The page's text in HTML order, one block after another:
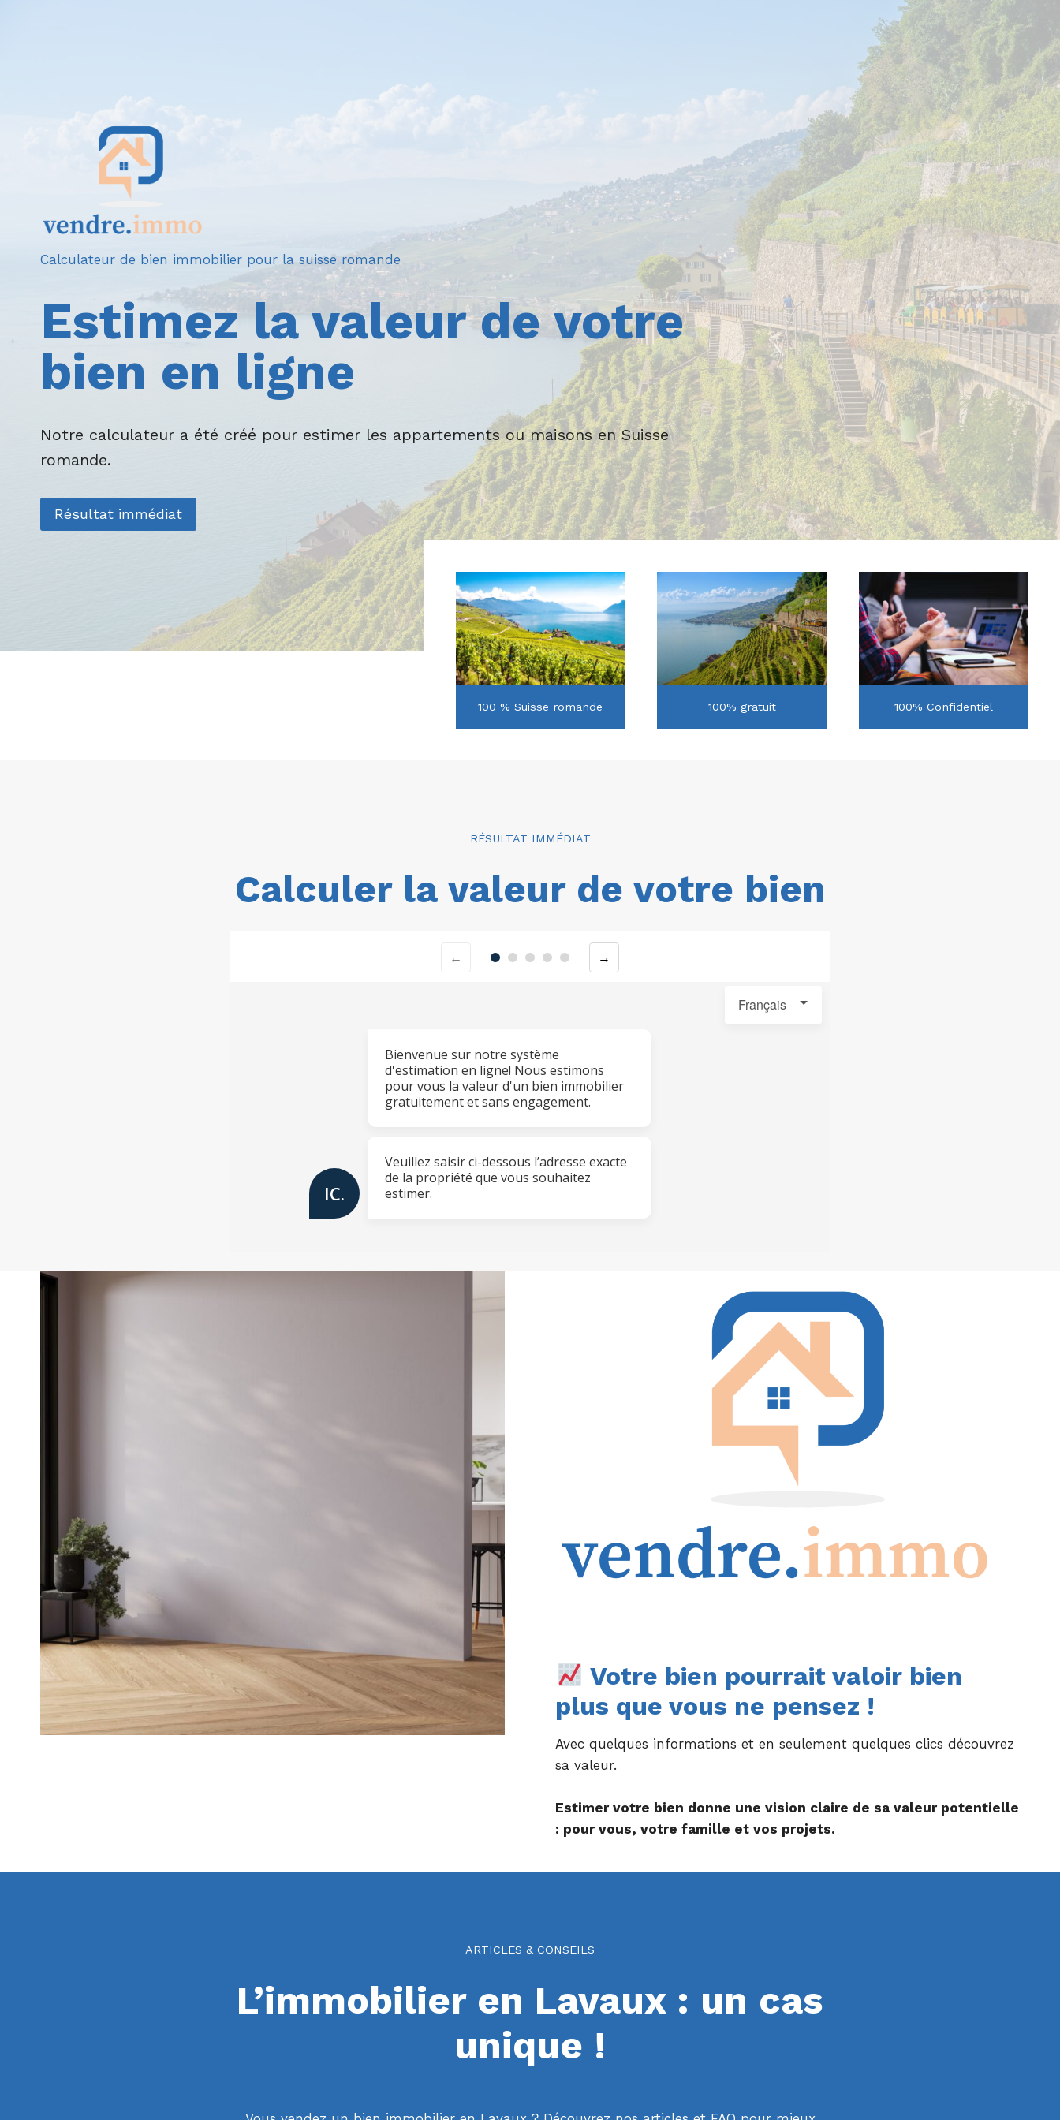
Calculateur de bien immobilier pour la suisse romande
Estimez la valeur de votre
bien en ligne
Notre calculateur a été créé pour estimer les appartements ou maisons en Suisse
romande.
Résultat immédiat
100 % Suisse romande 100% gratuit 100% Confidentiel
RÉSULTAT IMMÉDIAT
Calculer la valeur de votre bien
← →
Français
Bienvenue sur notre système
d'estimation en ligne! Nous estimons
pour vous la valeur d'un bien immobilier
gratuitement et sans engagement.
IC.
Veuillez saisir ci-dessous l’adresse exacte
de la propriété que vous souhaitez
estimer.
Votre bien pourrait valoir bien
plus que vous ne pensez
Avec quelques informations et en seulement quelques clics découvrez
sa valeur.
ARTICLES & CONSEILS
L’immobilier en Lavaux : un cas
unique !